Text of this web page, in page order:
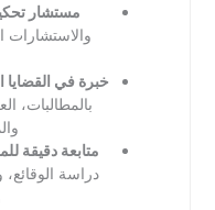
مستشار
والاستشارات
خبرة في القضايا
بالمطالبات،
متابعة دقيقة
دراسة الوقائع،